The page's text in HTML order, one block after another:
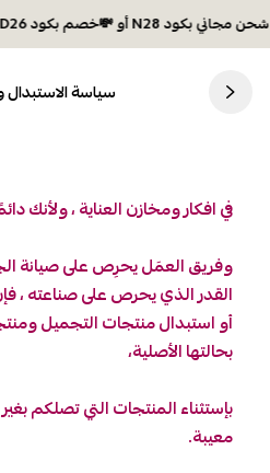
سياسة الاستبدال
في افكار ومخازن العناية ، ولأنك
وفريق العمَل يحرِص على صيانة
القدر الذي يحرص على صناعته ،
أو استبدال منتجات التجميل
بحالتها الأصلية،
بإستثناء المنتجات التي تصلكم بغير
معيبة.